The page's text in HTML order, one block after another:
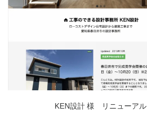
KEN設計 様 リニューアル